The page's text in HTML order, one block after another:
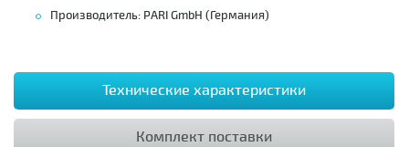
Производитель: PARI GmbH (Германия)
Технические характеристики
Комплект поставки